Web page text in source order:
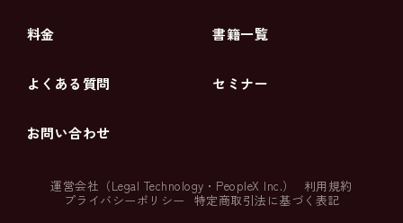
料金 書籍一覧
よくある質問 セミナー
お問い合わせ
運営会社（Legal Technology ・ PeopleX Inc.）
利用規約
プライバシーポリシー
特定商取引法に基づく表記